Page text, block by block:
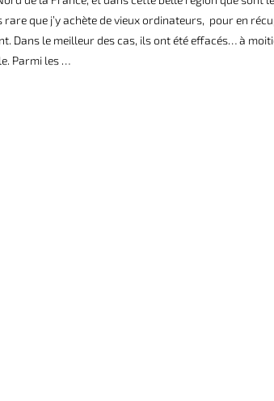
que j’y achète de vieux ordinateurs, pour en
Dans le meilleur des cas, ils ont été effacés… à
Parmi les …